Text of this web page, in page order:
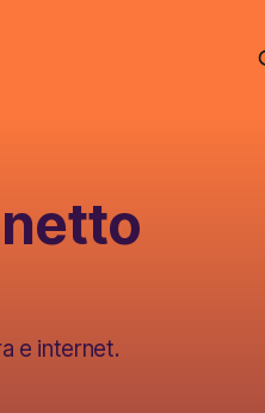
e internet.